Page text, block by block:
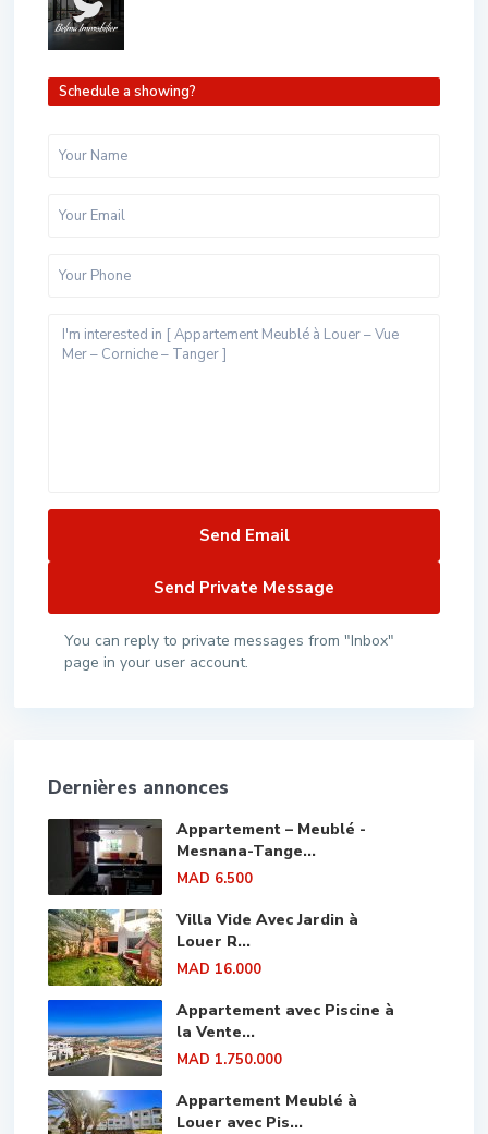
Schedule a showing?
You can reply to private messages from "Inbox"
page in your user account.
Dernières annonces
Appartement – Meublé -
Mesnana-Tange...
MAD 6.500
Villa Vide Avec Jardin à
Louer R...
MAD 16.000
Appartement avec Piscine à
la Vente...
MAD 1.750.000
Appartement Meublé à
Louer avec Pis...